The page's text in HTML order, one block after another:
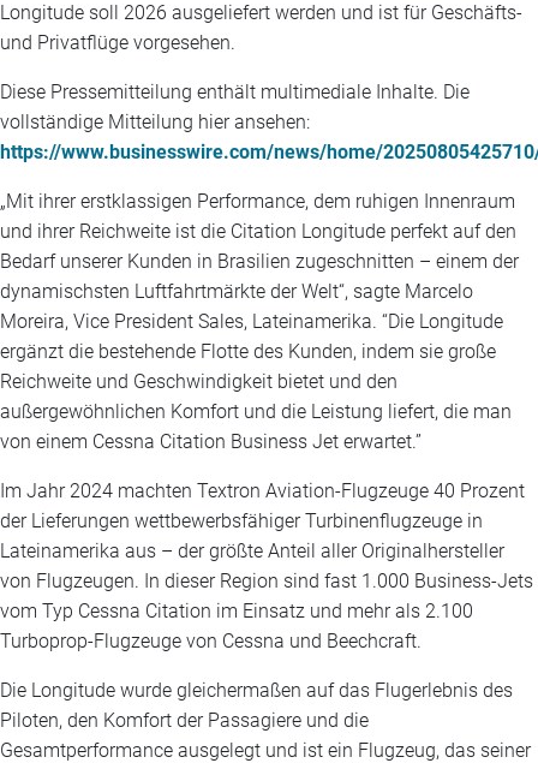
Longitude soll 2026 ausgeliefert werden und ist für Geschäfts-
und Privatflüge vorgesehen.
Diese Pressemitteilung enthält multimediale Inhalte. Die
vollständige Mitteilung hier ansehen:
https://www.businesswire.com/news/home/
„Mit ihrer erstklassigen Performance, dem ruhigen Innenraum
und ihrer Reichweite ist die Citation Longitude perfekt auf den
Bedarf unserer Kunden in Brasilien zugeschnitten – einem der
dynamischsten Luftfahrtmärkte der Welt“, sagte Marcelo
Moreira, Vice President Sales, Lateinamerika. “Die Longitude
ergänzt die bestehende Flotte des Kunden, indem sie große
Reichweite und Geschwindigkeit bietet und den
außergewöhnlichen Komfort und die Leistung liefert, die man
von einem Cessna Citation Business Jet erwartet.”
Im Jahr 2024 machten Textron Aviation-Flugzeuge 40 Prozent
der Lieferungen wettbewerbsfähiger Turbinenflugzeuge in
Lateinamerika aus – der größte Anteil aller Originalhersteller
von Flugzeugen. In dieser Region sind fast 1.000 Business-Jets
vom Typ Cessna Citation im Einsatz und mehr als 2.100
Turboprop-Flugzeuge von Cessna und Beechcraft.
Die Longitude wurde gleichermaßen auf das Flugerlebnis des
Piloten, den Komfort der Passagiere und die
Gesamtperformance ausgelegt und ist ein Flugzeug, das seiner